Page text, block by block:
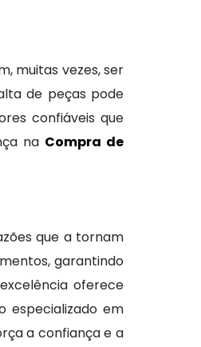
muitas vezes, ser
de peças pode
confiáveis que
na Compra de
que a tornam
garantindo
oferece
especializado em
a confiança e a